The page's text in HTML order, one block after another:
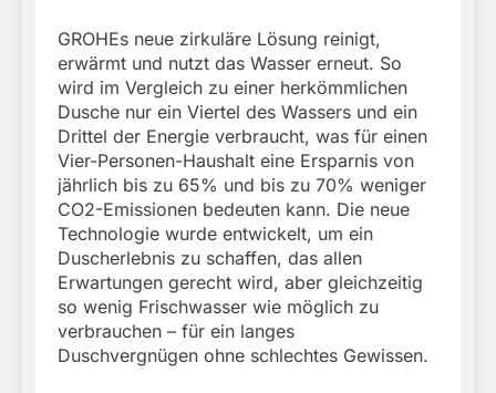
GROHEs neue zirkuläre Lösung reinigt,
erwärmt und nutzt das Wasser erneut. So
wird im Vergleich zu einer herkömmlichen
Dusche nur ein Viertel des Wassers und ein
Drittel der Energie verbraucht, was für einen
Vier-Personen-Haushalt eine Ersparnis von
jährlich bis zu 65% und bis zu 70% weniger
CO2-Emissionen bedeuten kann. Die neue
Technologie wurde entwickelt, um ein
Duscherlebnis zu schaffen, das allen
Erwartungen gerecht wird, aber gleichzeitig
so wenig Frischwasser wie möglich zu
verbrauchen – für ein langes
Duschvergnügen ohne schlechtes Gewissen.